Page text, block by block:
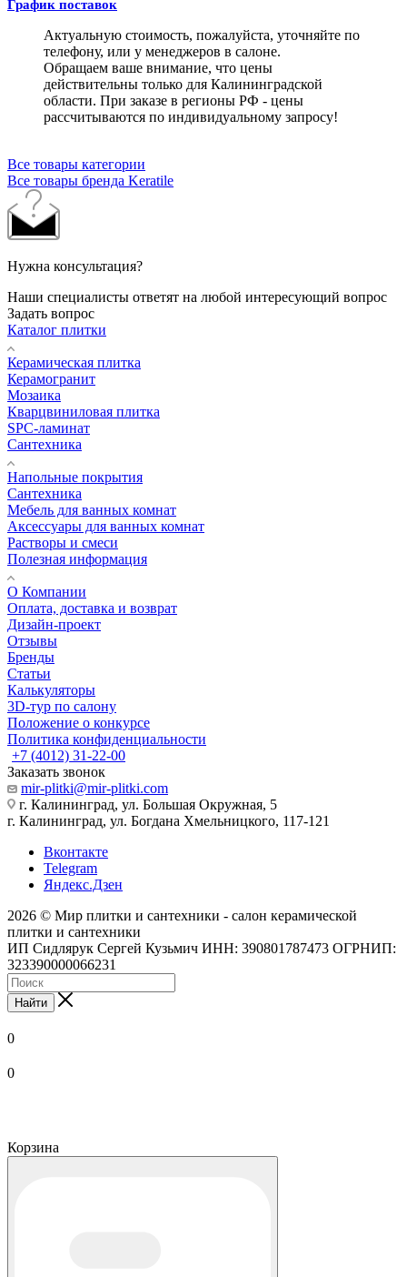
График поставок
Актуальную стоимость, пожалуйста, уточняйте по
телефону, или у менеджеров в салоне.
Обращаем ваше внимание, что цены
действительны только для Калининградской
области. При заказе в регионы РФ - цены
рассчитываются по индивидуальному запросу!
Все товары категории
Все товары бренда Keratile
Нужна консультация?
Наши специалисты ответят на любой интересующий вопрос
Задать вопрос
Каталог плитки
Керамическая плитка
Керамогранит
Мозаика
Кварцвиниловая плитка
SPC-ламинат
Сантехника
Напольные покрытия
Сантехника
Мебель для ванных комнат
Аксессуары для ванных комнат
Растворы и смеси
Полезная информация
О Компании
Оплата, доставка и возврат
Дизайн-проект
Отзывы
Бренды
Статьи
Калькуляторы
3D-тур по салону
Положение о конкурсе
Политика конфиденциальности
+7 (4012) 31-22-00
Заказать звонок
mir-plitki@mir-plitki.com
г. Калининград, ул. Большая Окружная, 5
г. Калининград, ул. Богдана Хмельницкого, 117-121
Вконтакте
Telegram
Яндекс.Дзен
2026 © Мир плитки и сантехники - салон керамической
плитки и сантехники
ИП Сидлярук Сергей Кузьмич ИНН: 390801787473 ОГРНИП:
323390000066231
Найти
0
0
Корзина